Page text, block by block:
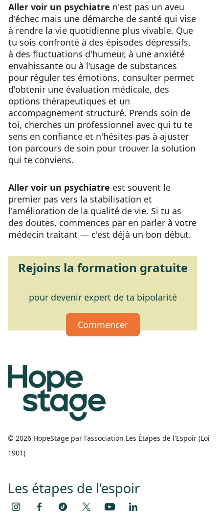
Aller voir un psychiatre n'est pas un aveu
d'échec mais une démarche de santé qui vise
à rendre la vie quotidienne plus vivable. Que
tu sois confronté à des épisodes dépressifs,
à des fluctuations d'humeur, à une anxiété
envahissante ou à l'usage de substances
pour réguler tes émotions, consulter permet
d'obtenir une évaluation médicale, des
options thérapeutiques et un
accompagnement structuré. Prends soin de
toi, cherches un professionnel avec qui tu te
sens en confiance et n'hésites pas à ajuster
ton parcours de soin pour trouver la solution
qui te conviens.
Aller voir un psychiatre est souvent le
premier pas vers la stabilisation et
l'amélioration de la qualité de vie. Si tu as
des doutes, commences par en parler à votre
médecin traitant — c'est déjà un bon début.
Rejoins la formation gratuite
pour devenir expert de ta bipolarité
Commencer
© 2026 HopeStage par l'association Les Étapes de l'Espoir (Loi
1901)
Les étapes de l'espoir